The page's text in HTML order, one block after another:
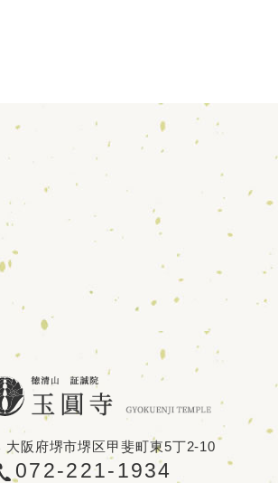
大阪府堺市堺区甲斐町東5丁2-10
072-221-1934